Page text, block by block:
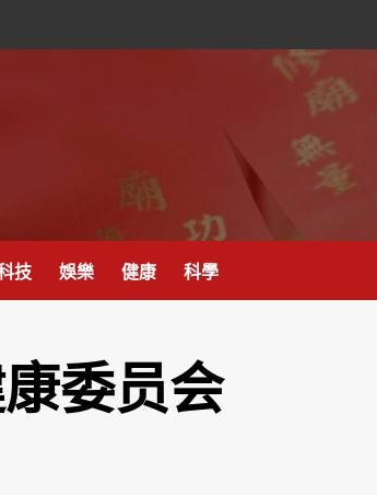
技 娛樂 健康 科學
委员会